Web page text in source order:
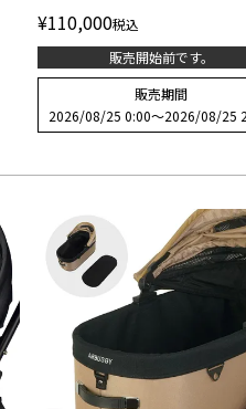
¥110,000税込
販売開始前です。
販売期間
2026/08/25 0:00〜2026/08/25